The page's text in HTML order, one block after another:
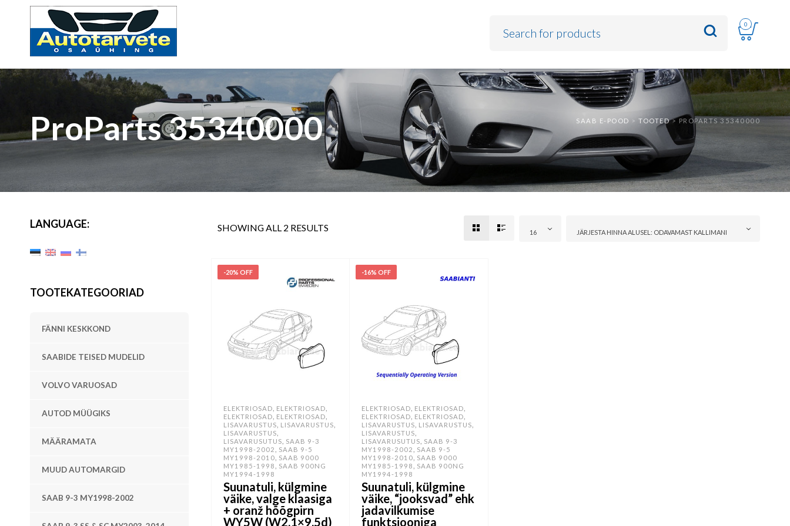
0
SAAB E-POOD >TOOTED> PROPARTS 35340000
ProParts 35340000
LANGUAGE:
TOOTEKATEGOORIAD
FÄNNI KESKKOND
SAABIDE TEISED MUDELID
VOLVO VARUOSAD
AUTOD MÜÜGIKS
MÄÄRAMATA
MUUD AUTOMARGID
SAAB 9-3 MY1998-2002
SHOWING ALL 2 RESULTS 16 JÄRJESTA HINNA ALUSEL: ODAVAMAST KALLIMANI
-20% OFF
ELEKTRIOSAD ELEKTRIOSAD
ELEKTRIOSAD, ELEKTRIOSAD,
LISAVARUSTUS LISAVARUSTUS
LISAVARUSTUS,
LISAVARUSUTUS
SAAB 9-3
MY1998-2002
SAAB 9-5
MY1998-2010, SAAB 9000
MY1985-1998 , SAAB 900NG
MY1994-1998
Suunatuli, külgmine
väike, valge klaasiga
+ oranž hõõgpirn
WY5W (W2,1×9,5d)
-16% OFF
ELEKTRIOSAD ELEKTRIOSAD
ELEKTRIOSAD, ELEKTRIOSAD,
LISAVARUSTUS LISAVARUSTUS
LISAVARUSTUS,
LISAVARUSUTUS
SAAB 9-3
MY1998-2002
SAAB 9-5
MY1998-2010, SAAB 9000
MY1985-1998 , SAAB 900NG
MY1994-1998
Suunatuli, külgmine
väike, “jooksvad” ehk
jadavilkumise
funktsiooniga